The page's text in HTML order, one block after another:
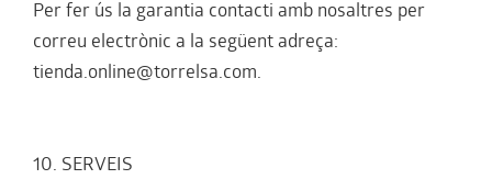
Per fer ús la garantia contacti amb nosaltres per
correu electrònic a la següent adreça:
tienda.online@torrelsa.com.
10. SERVEIS